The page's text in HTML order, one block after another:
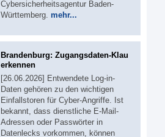
Cybersicherheitsagentur Baden-
Württemberg. mehr...
Brandenburg: Zugangsdaten-Klau
erkennen
[26.06.2026] Entwendete Log-in-
Daten gehören zu den wichtigen
Einfallstoren für Cyber-Angriffe. Ist
bekannt, dass dienstliche E-Mail-
Adressen oder Passwörter in
Datenlecks vorkommen, können